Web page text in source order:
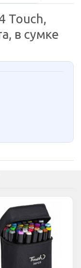
Touch,
в сумке